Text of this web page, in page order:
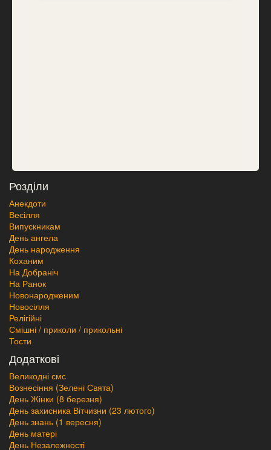
Розділи
Анекдоти
Весілля
Випускникам
День ангела
День народження
Коханим
На Добраніч
На Ранок
Новонародженим
Новосілля
Релігійні
Смішні / приколи / прикольні
Тости
Додаткові
Великодні смс
Вознесіння (Зелені Свята)
День Жінки (8 березня)
День захисника Вітчизни (23 лютого)
День знань (1 вересня)
День матері
День Незалежності